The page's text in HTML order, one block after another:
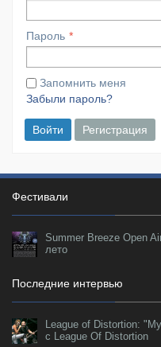
Пароль
Запомнить меня
Забыли пароль?
Войти Регистрация
Фестивали
Summer Breeze Open
лето
Последние интервью
League of Distortion:
с League Of Distortion